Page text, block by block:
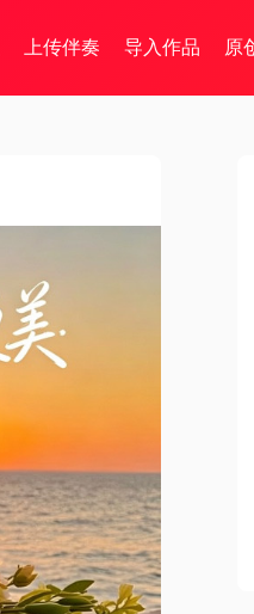
上传伴奏 导入作品 原